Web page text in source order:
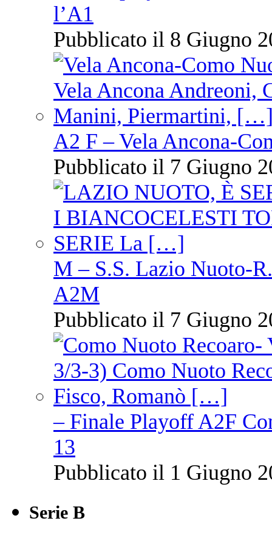
l’A1
Pubblicato il 8 Giugno
A2 F – Vela Ancona-
Pubblicato il 7 Giugno
M – S.S. Lazio Nuoto-
A2M
Pubblicato il 7 Giugno
– Finale Playoff A2F
13
Pubblicato il 1 Giugno
Serie B